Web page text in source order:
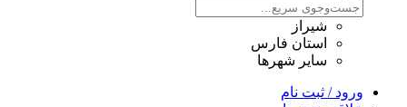
شیراز
استان فارس
سایر شهرها
ورود / ثبت نام